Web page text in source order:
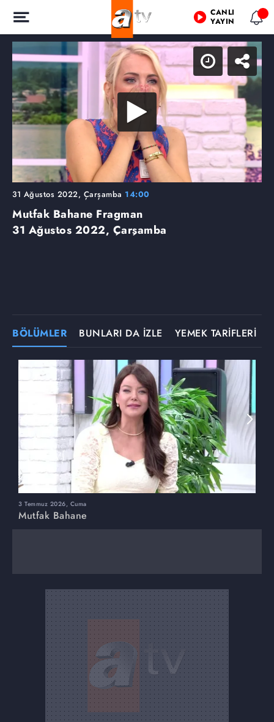
CANLI
YAYIN
31 Ağustos 2022, Çarşamba 14:00
Mutfak Bahane Fragman
31 Ağustos 2022, Çarşamba
BÖLÜMLER BUNLARI DA İZLE YEMEK TARİFLERİ
3 Temmuz 2026, Cuma
Mutfak Bahane